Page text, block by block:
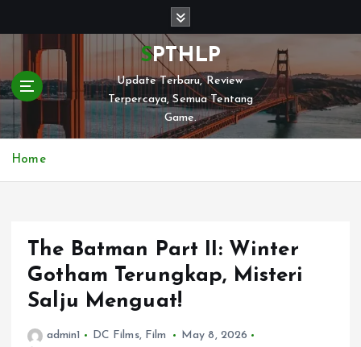
t
o
o
SPTHLP
Update Terbaru, Review
Terpercaya, Semua Tentang
Game.
Home
The Batman Part II: Winter
Gotham Terungkap, Misteri
Salju Menguat!
admin1 DC Films, Film
May 8, 2026